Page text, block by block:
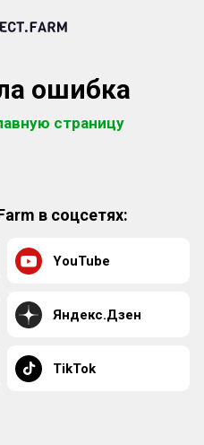
ошибка
страницу
в соцсетях:
YouTube
Яндекс.Дзен
TikTok